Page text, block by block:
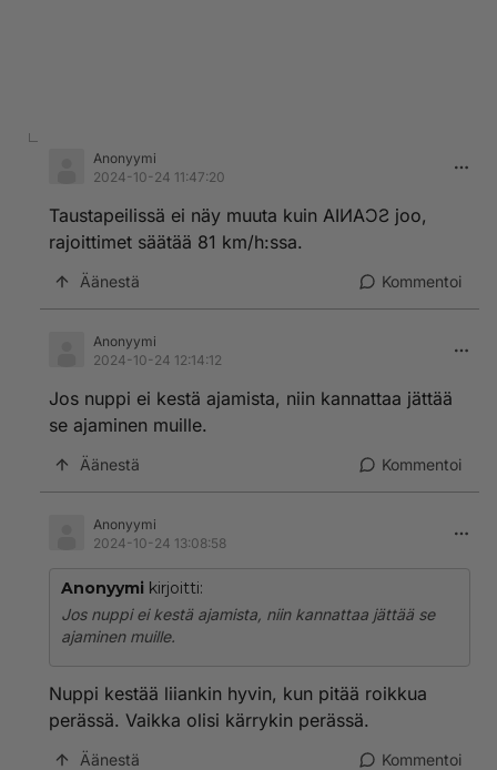
Anonyymi
2024-10-24 11:47:20
Taustapeilissä ei näy muuta kuin AIИAƆƧ joo,
rajoittimet säätää 81 km/h:ssa.
Äänestä Kommentoi
Anonyymi
2024-10-24 12:14:12
Jos nuppi ei kestä ajamista, niin kannattaa jättää
se ajaminen muille.
Äänestä Kommentoi
Anonyymi
2024-10-24 13:08:58
Anonyymi kirjoitti:
Jos nuppi ei kestä ajamista, niin kannattaa jättää se
ajaminen muille.
Nuppi kestää liiankin hyvin, kun pitää roikkua
perässä. Vaikka olisi kärrykin perässä.
Äänestä Kommentoi